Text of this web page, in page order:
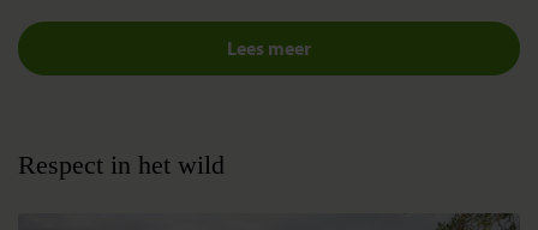
Lees meer
Respect in het wild